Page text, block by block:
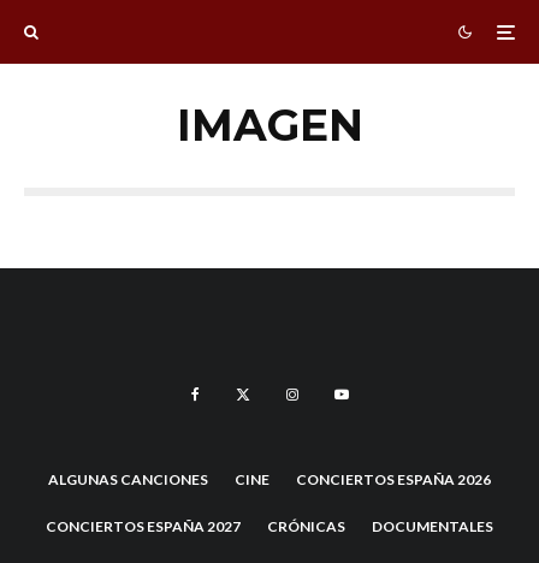
IMAGEN
ALGUNAS CANCIONES CINE CONCIERTOS ESPAÑA 2026
CONCIERTOS ESPAÑA 2027 CRÓNICAS DOCUMENTALES